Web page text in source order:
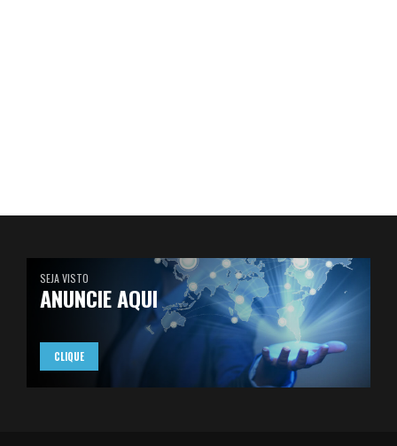
SEJA VISTO
ANUNCIE AQUI
CLIQUE